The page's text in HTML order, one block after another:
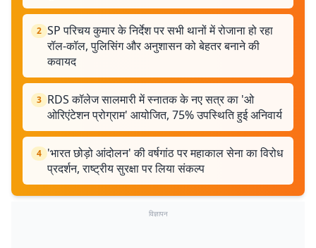
2 SP परिचय कुमार के निर्देश पर सभी थानों में रोजाना हो रहा
रॉल-कॉल, पुलिसिंग और अनुशासन को बेहतर बनाने की
कवायद
3 RDS कॉलेज सालमारी में स्नातक के नए सत्र का 'ओ
ओरिएंटेशन प्रोग्राम' आयोजित, 75% उपस्थिति हुई अनिवार्य
4 'भारत छोड़ो आंदोलन' की वर्षगांठ पर महाकाल सेना का विरोध
प्रदर्शन, राष्ट्रीय सुरक्षा पर लिया संकल्प
विज्ञापन